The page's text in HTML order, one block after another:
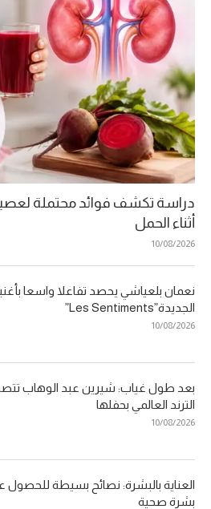
دراسة تكشف فوائد محتملة
أثناء الحمل
10/08/2026
نعمان بلعياشي يحصد تفاعلا واسعا
الجديدة”Les Sentiments”
10/08/2026
بعد طول غياب: شيرين عبد الوهاب
الترند العالمي بحفلها
10/08/2026
العناية بالبشرة: نصائح بسيطة للحصول
بشرة صحية